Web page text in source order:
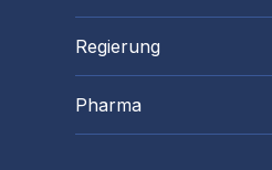
Regierung
Pharma